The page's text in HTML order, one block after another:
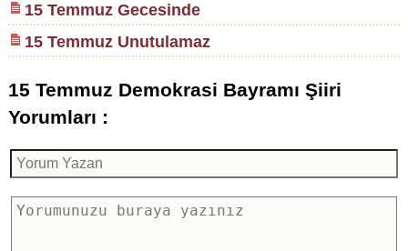
15 Temmuz Gecesinde
15 Temmuz Unutulamaz
15 Temmuz Demokrasi Bayramı Şiiri
Yorumları :